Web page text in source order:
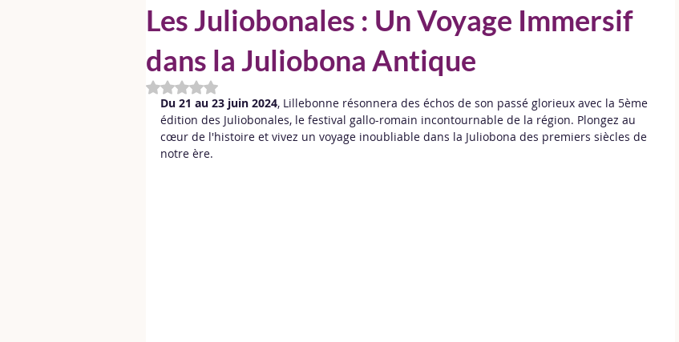
Les Juliobonales : Un Voyage Immersif
dans la Juliobona Antique
Noté NaN étoiles sur 5.
Du 21 au 23 juin 2024, Lillebonne résonnera des échos de son passé glorieux avec la 5ème
édition des Juliobonales, le festival gallo-romain incontournable de la région. Plongez au
cœur de l'histoire et vivez un voyage inoubliable dans la Juliobona des premiers siècles de
notre ère.